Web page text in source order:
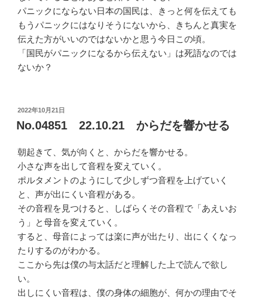
パニックにならない日本の国民は、きっと何を伝えても
もうパニックにはなりそうにないから、きちんと真実を
伝えた方がいいのではないかと思う今日この頃。
「国民がパニックになるから伝えない」は死語なのでは
ないか？
投
稿
日:
2022年10月21日
No.04851 22.10.21 からだを響かせる
朝起きて、気が向くと、からだを響かせる。
小さな声を出して音程を変えていく。
ポルタメントのようにして少しずつ音程を上げていく
と、声が出にくい音程がある。
その音程を見つけると、しばらくその音程で「あえいお
う」と母音を変えていく。
すると、母音によっては楽に声が出たり、出にくくなっ
たりするのがわかる。
ここから先は僕の与太話だと理解した上で読んで欲し
い。
出しにくい音程は、僕の身体の細胞が、何かの理由でそ